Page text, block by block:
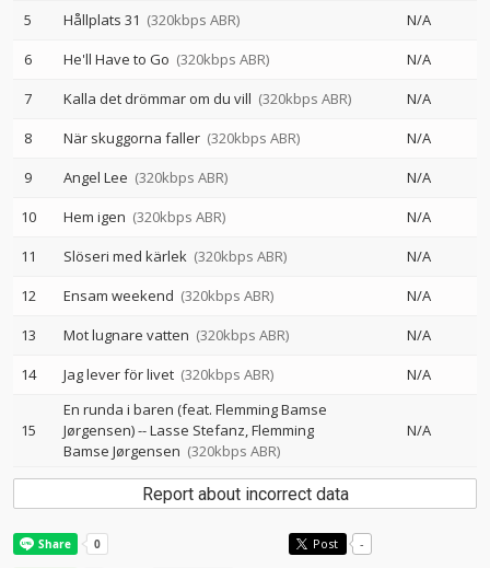
5
Hållplats 31 (320kbps ABR)
N/A
6
He'll Have to Go (320kbps ABR)
N/A
7
Kalla det drömmar om du vill (320kbps ABR)
N/A
8
När skuggorna faller (320kbps ABR)
N/A
9
Angel Lee (320kbps ABR)
N/A
10
Hem igen (320kbps ABR)
N/A
11
Slöseri med kärlek (320kbps ABR)
N/A
12
Ensam weekend (320kbps ABR)
N/A
13
Mot lugnare vatten (320kbps ABR)
N/A
14
Jag lever för livet (320kbps ABR) N/A
15
En runda i baren (feat. Flemming Bamse
Jørgensen)--Lasse Stefanz Flemming
Bamse Jørgensen (320kbps ABR)
N/A
Report about incorrect data
Post -